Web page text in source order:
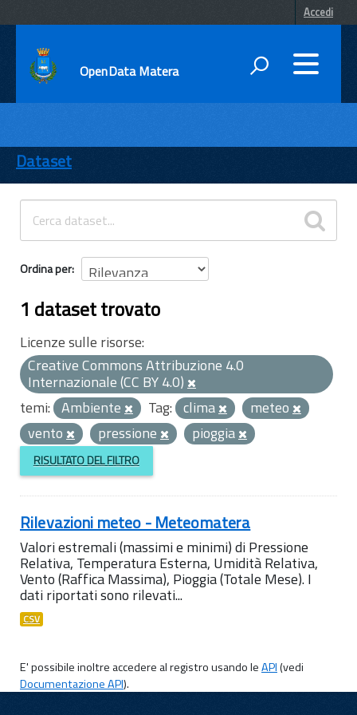
Accedi
OpenData Matera
ENTI
TEMI
INFORMAZIONI
Dataset
Ordina per
1 dataset trovato
Licenze sulle risorse:
Creative Commons Attribuzione 4.0
Internazionale (CC BY 4.0)
temi: Ambiente Tag: clima
meteo
vento
pressione pioggia
RISULTATO DEL FILTRO
Rilevazioni meteo - Meteomatera
Valori estremali (massimi e minimi) di Pressione
Relativa, Temperatura Esterna, Umidità Relativa,
Vento (Raffica Massima), Pioggia (Totale Mese). I
dati riportati sono rilevati...
CSV
E' possibile inoltre accedere al registro usando leAPI(vedi
Documentazione API).